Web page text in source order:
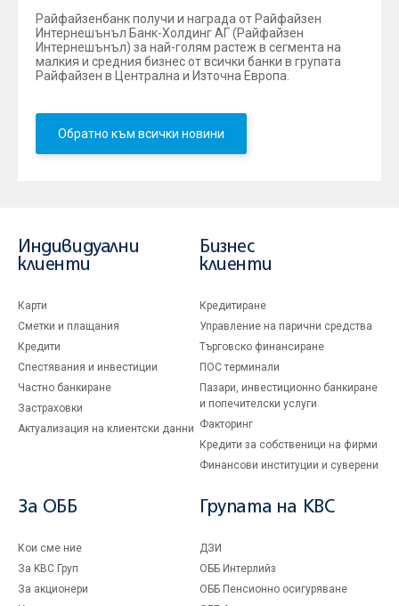
Райфайзенбанк получи и награда от Райфайзен
Интернешънъл Банк-Холдинг АГ (Райфайзен
Интернешънъл) за най-голям растеж в сегмента на
малкия и средния бизнес от всички банки в групата
Райфайзен в Централна и Източна Европа.
Обратно към всички новини
Индивидуални
клиенти
Карти
Сметки и плащания
Кредити
Спестявания и инвестиции
Частно банкиране
Застраховки
Актуализация на клиентски данни
Бизнес
клиенти
Кредитиране
Управление на парични средства
Търговско финансиране
ПОС терминали
Пазари, инвестиционно банкиране
и попечителски услуги
Факторинг
Кредити за собственици на фирми
Финансови институции и суверени
За ОББ
Кои сме ние
За KBC Груп
За акционери
Групата на KBC
ДЗИ
ОББ Интерлийз
ОББ Пенсионно осигуряване